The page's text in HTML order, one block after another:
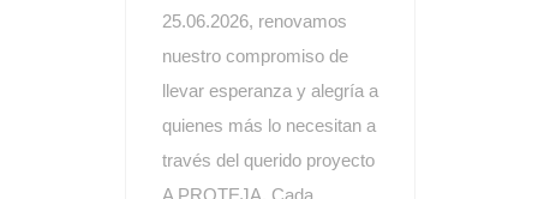
25.06.2026, renovamos
nuestro compromiso de
llevar esperanza y alegría a
quienes más lo necesitan a
través del querido proyecto
A PROTEJA. Cada